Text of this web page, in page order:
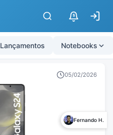
$
Lançamentos Notebooks
05/02/2026
Fernando H.